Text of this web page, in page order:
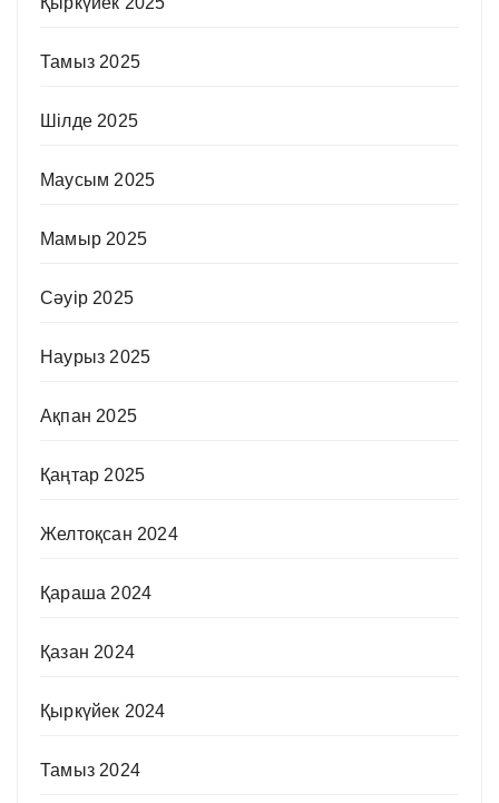
Тамыз 2025
Шілде 2025
Маусым 2025
Мамыр 2025
Сәуір 2025
Наурыз 2025
Ақпан 2025
Қаңтар 2025
Желтоқсан 2024
Қараша 2024
Қазан 2024
Қыркүйек 2024
Тамыз 2024